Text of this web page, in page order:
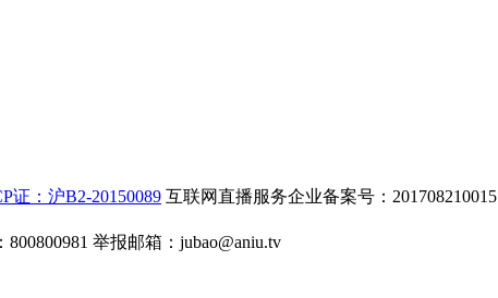
证：沪B2-20150089 互联网直播服务企业备案号：201708210015
举报邮箱： jubao@aniu.tv